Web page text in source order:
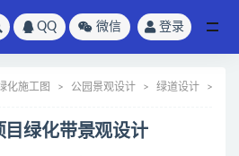
QQ 微信 登录
化施工图 公园景观设计 绿道设计
绿化带景观设计